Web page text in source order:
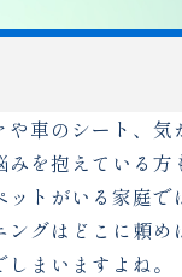
や車のシート、
を抱えている
トがいる家庭
グはどこに頼
まいますよね。